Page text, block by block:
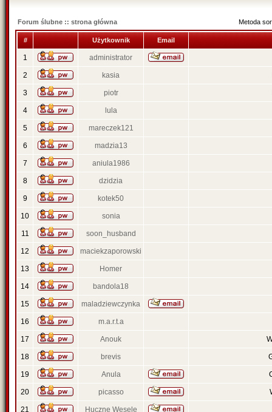
Forum ślubne :: strona główna Metoda
# Użytkownik Email
1 administrator
2 kasia
3 piotr
4 lula
5 mareczek121
6 madzia13
7 aniula1986
8 dzidzia
9 kotek50
10 sonia
11 soon_husband
12 maciekzaporowski
13 Homer
14 bandola18
15 maladziewczynka
16 m.a.r.t.a
17 Anouk
18 brevis
19 Anula
20 picasso
21 Huczne Wesele